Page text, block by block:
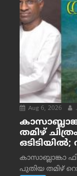
Aug 6, 2026 .
തമിഴ്
കാസാബ്ലാങ്കാ
പുതിയ തമിഴ്